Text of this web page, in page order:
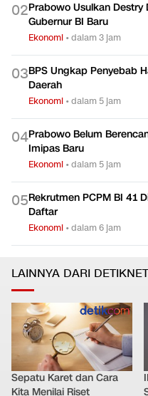
02Prabowo Usulkan Destry
Gubernur BI Baru
Ekonomi •dalam 3 jam
03BPS Ungkap Penyebab
Daerah
Ekonomi •dalam 5 jam
04Prabowo Belum
Imipas Baru
Ekonomi •dalam 5 jam
05Rekrutmen PCPM BI 41
Daftar
Ekonomi •dalam 6 jam
LAINNYA DARI
Sepatu Karet dan Cara
Kita Menilai Riset